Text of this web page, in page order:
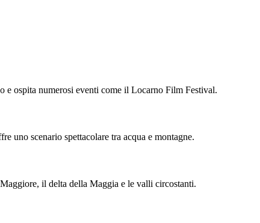
ospita numerosi eventi come il Locarno Film Festival.
uno scenario spettacolare tra acqua e montagne.
il delta della Maggia e le valli circostanti.